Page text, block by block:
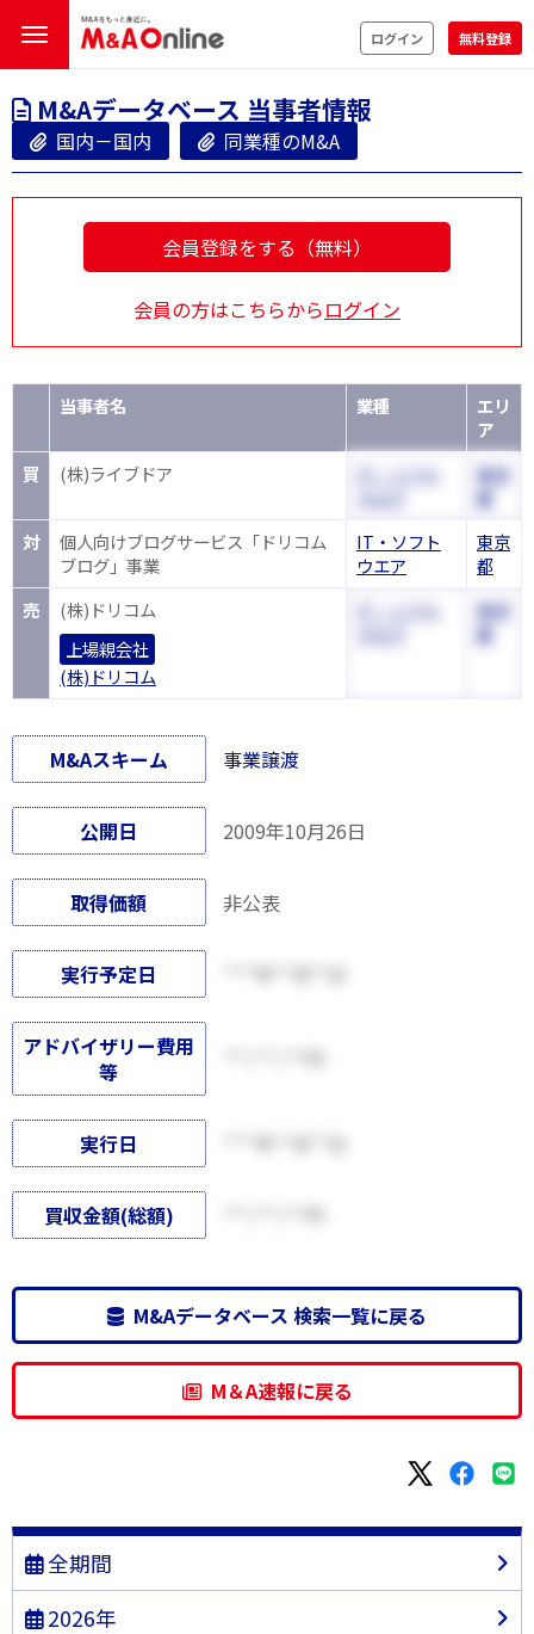
ログイン 無料登録
M&Aデータベース 当事者情報
国内－国内 同業種のM&A
会員登録をする（無料）
会員の方はこちらからログイン
当事者名 業種
エリ
ア
買
(株)ライブドア
IT・ソフト
東京
対
個人向けブログサービス「ドリコム
ブログ」事業
IT・ソフト
ウエア
東京
都
売
(株)ドリコム
上場親会社
(株)ドリコム
IT・ソフト
東京
M&Aスキーム 事業譲渡
公開日 2009年10月26日
取得価額 非公表
実行予定日
アドバイザリー費用
等
実行日
買収金額(総額)
M&Aデータベース 検索一覧に戻る
M＆A速報に戻る
全期間
2026年